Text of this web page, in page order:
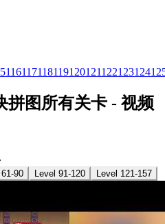
116117118119120121122123124
拼图所有关卡 - 视频
90 Level 91-120 Level 121-157